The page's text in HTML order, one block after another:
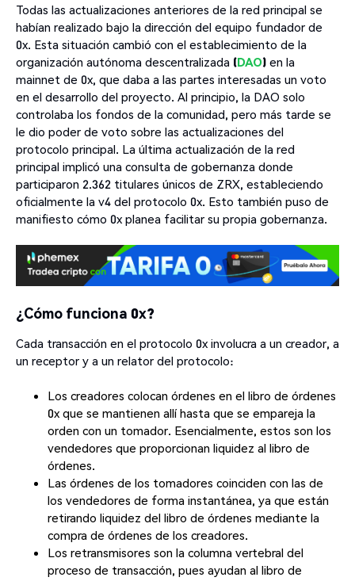
Todas las actualizaciones anteriores de la red principal se
habían realizado bajo la dirección del equipo fundador de
0x. Esta situación cambió con el establecimiento de la
organización autónoma descentralizada (DAO) en la
mainnet de 0x, que daba a las partes interesadas un voto
en el desarrollo del proyecto. Al principio, la DAO solo
controlaba los fondos de la comunidad, pero más tarde se
le dio poder de voto sobre las actualizaciones del
protocolo principal. La última actualización de la red
principal implicó una consulta de gobernanza donde
participaron 2.362 titulares únicos de ZRX, estableciendo
oficialmente la v4 del protocolo 0x. Esto también puso de
manifiesto cómo 0x planea facilitar su propia gobernanza.
¿Cómo funciona 0x?
Cada transacción en el protocolo 0x involucra a un creador, a
un receptor y a un relator del protocolo:
Los creadores colocan órdenes en el libro de órdenes
0x que se mantienen allí hasta que se empareja la
orden con un tomador. Esencialmente, estos son los
vendedores que proporcionan liquidez al libro de
órdenes.
Las órdenes de los tomadores coinciden con las de
los vendedores de forma instantánea, ya que están
retirando liquidez del libro de órdenes mediante la
compra de órdenes de los creadores.
Los retransmisores son la columna vertebral del
proceso de transacción, pues ayudan al libro de